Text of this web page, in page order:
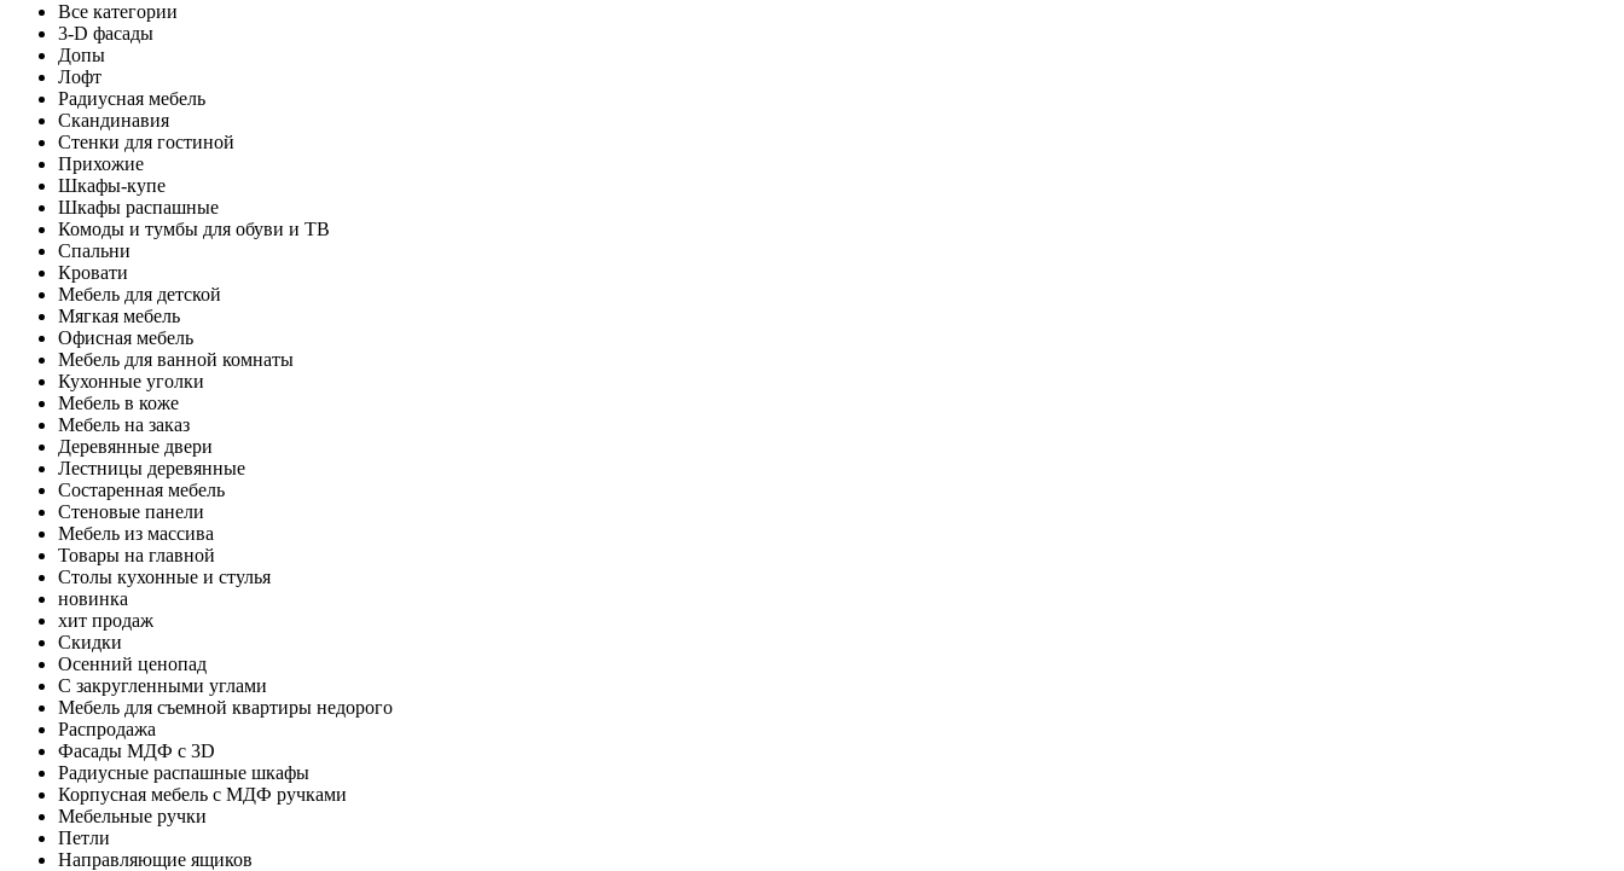
Все категории
3-D фасады
Допы
Лофт
Радиусная мебель
Скандинавия
Стенки для гостиной
Прихожие
Шкафы-купе
Шкафы распашные
Комоды и тумбы для обуви и ТВ
Спальни
Кровати
Мебель для детской
Мягкая мебель
Офисная мебель
Мебель для ванной комнаты
Кухонные уголки
Мебель в коже
Мебель на заказ
Деревянные двери
Лестницы деревянные
Состаренная мебель
Стеновые панели
Мебель из массива
Товары на главной
Столы кухонные и стулья
новинка
хит продаж
Скидки
Осенний ценопад
С закругленными углами
Мебель для съемной квартиры недорого
Распродажа
Фасады МДФ с 3D
Радиусные распашные шкафы
Корпусная мебель с МДФ ручками
Мебельные ручки
Петли
Направляющие ящиков